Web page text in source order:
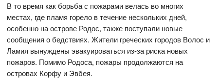
В то время как борьба с пожарами велась во многих
местах, где пламя горело в течение нескольких дней,
особенно на острове Родос, также поступали новые
сообщения о бедствиях. Жители греческих городов Волос и
Ламия вынуждены эвакуироваться из-за риска новых
пожаров. Помимо Родоса, пожары продолжаются на
островах Корфу и Эвбея.